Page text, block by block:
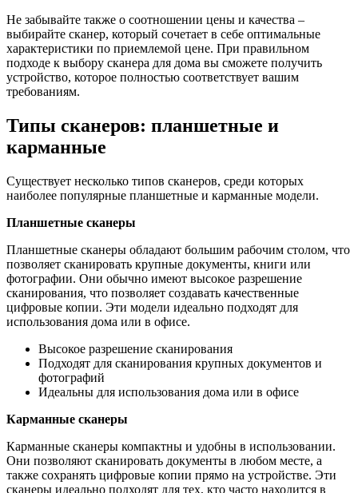
Не забывайте также о соотношении цены и качества –
выбирайте сканер, который сочетает в себе оптимальные
характеристики по приемлемой цене. При правильном
подходе к выбору сканера для дома вы сможете получить
устройство, которое полностью соответствует вашим
требованиям.
Типы сканеров: планшетные и
карманные
Существует несколько типов сканеров, среди которых
наиболее популярные планшетные и карманные модели.
Планшетные сканеры
Планшетные сканеры обладают большим рабочим столом, что
позволяет сканировать крупные документы, книги или
фотографии. Они обычно имеют высокое разрешение
сканирования, что позволяет создавать качественные
цифровые копии. Эти модели идеально подходят для
использования дома или в офисе.
Высокое разрешение сканирования
Подходят для сканирования крупных документов и
фотографий
Идеальны для использования дома или в офисе
Карманные сканеры
Карманные сканеры компактны и удобны в использовании.
Они позволяют сканировать документы в любом месте, а
также сохранять цифровые копии прямо на устройстве. Эти
сканеры идеально подходят для тех, кто часто находится в